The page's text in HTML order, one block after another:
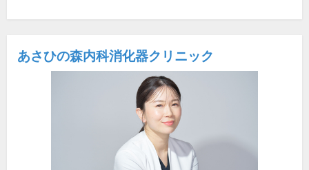
あさひの森内科消化器クリニック